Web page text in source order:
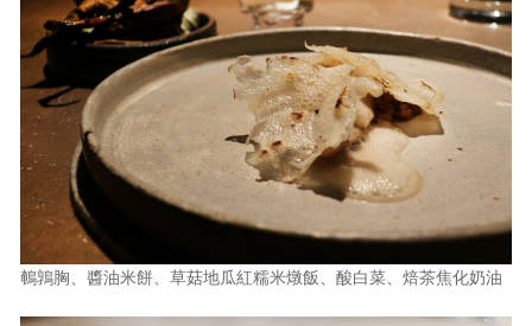
鵪鶉胸、醬油米餅、草菇地瓜紅糯米燉飯、酸白菜、焙茶焦化奶油